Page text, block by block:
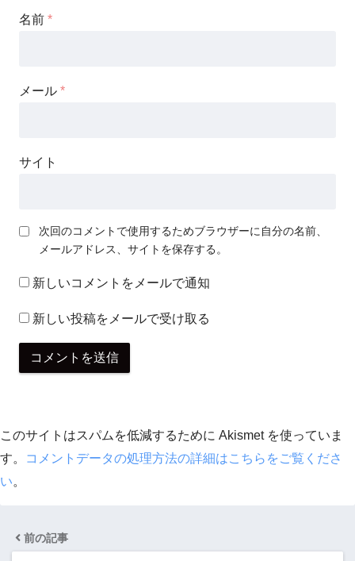
名前 *
メール *
サイト
次回のコメントで使用するためブラウザーに自分の名前、
メールアドレス、サイトを保存する。
新しいコメントをメールで通知
新しい投稿をメールで受け取る
このサイトはスパムを低減するために Akismet を使っていま
す。
コメントデータの処理方法の詳細はこちらをご覧くださ
い。
前の記事